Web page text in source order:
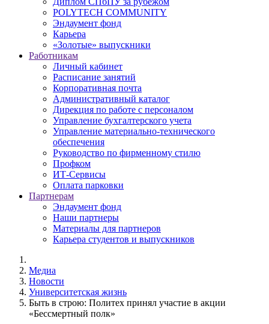
POLYTECH COMMUNITY
Эндаумент фонд
Карьера
«Золотые» выпускники
Работникам
Личный кабинет
Расписание занятий
Корпоративная почта
Административный каталог
Дирекция по работе с персоналом
Управление бухгалтерского учета
Управление материально-технического
обеспечения
Руководство по фирменному стилю
Профком
ИТ-Сервисы
Оплата парковки
Партнерам
Эндаумент фонд
Наши партнеры
Материалы для партнеров
Карьера студентов и выпускников
Медиа
Новости
Университетская жизнь
Быть в строю: Политех принял участие в акции
«Бессмертный полк»